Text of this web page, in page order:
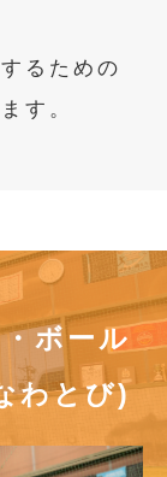
るための
す。
ボール
わとび)